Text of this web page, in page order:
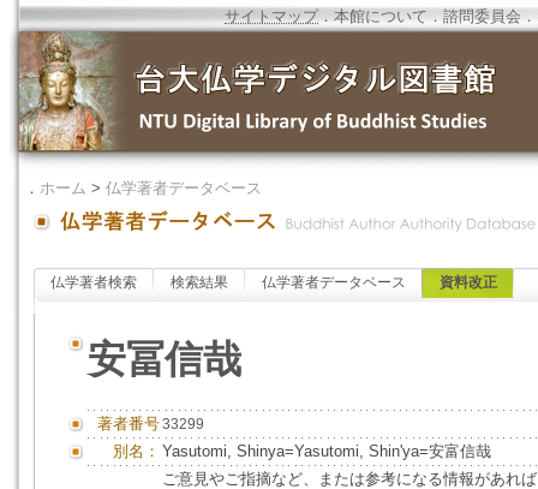
サイトマップ．本館について ．諮問委員会 ．
． ホーム > 仏学著者データベース
仏学著者検索 検索結果 仏学著者データベース 資料改正
安冨信哉
著者番号33299
別名： Yasutomi, Shinya=Yasutomi, Shin'ya=安富信哉
ご意見やご指摘など、または参考になる情報があれ